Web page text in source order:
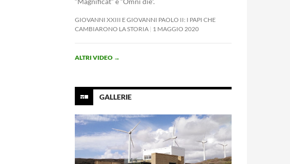
GIOVANNI XXIII E GIOVANNI PAOLO II: I PAPI CHE
CAMBIARONO LA STORIA 1 MAGGIO 2020
ALTRI VIDEO →
GALLERIE